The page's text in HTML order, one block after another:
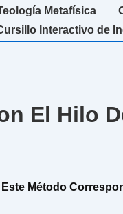
Metafísica
Interactivo de
El Hilo
Método